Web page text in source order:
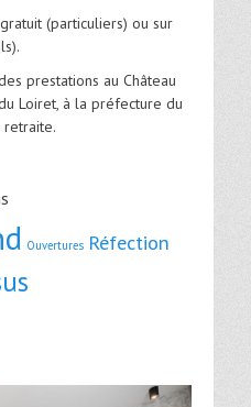
(particuliers) ou sur
prestations au Château
Loiret, à la préfecture du
retraite.
Ouvertures Réfection